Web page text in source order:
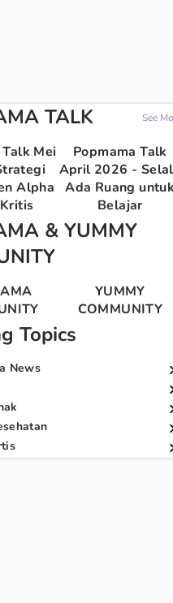
TALK See
Mei
Alpha
Popmama Talk
April 2026 -
Ada Ruang untuk
Belajar
& YUMMY
YUMMY
COMMUNITY
Topics
News